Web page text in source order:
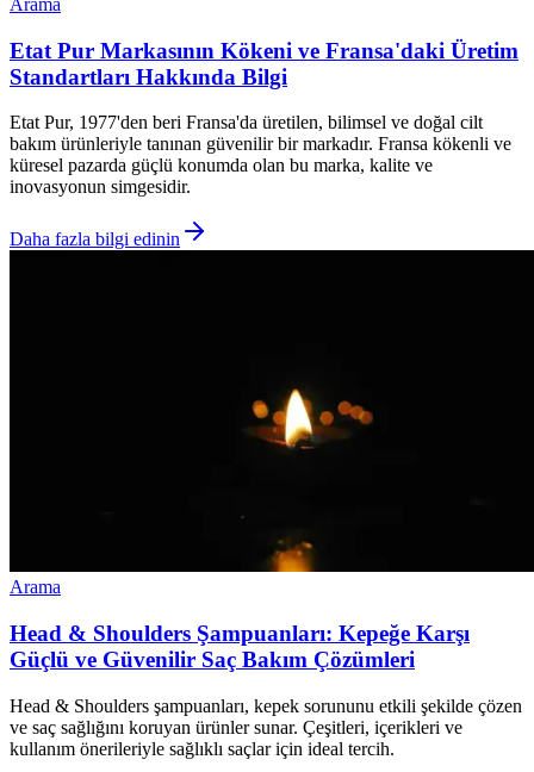
Etat Pur Markasının Kökeni ve Fransa'daki Üretim
Standartları Hakkında Bilgi
Etat Pur, 1977'den beri Fransa'da üretilen, bilimsel ve doğal cilt
bakım ürünleriyle tanınan güvenilir bir markadır. Fransa kökenli ve
küresel pazarda güçlü konumda olan bu marka, kalite ve
inovasyonun simgesidir.
Daha fazla bilgi edinin
Arama
Head & Shoulders Şampuanları: Kepeğe Karşı
Güçlü ve Güvenilir Saç Bakım Çözümleri
Head & Shoulders şampuanları, kepek sorununu etkili şekilde çözen
ve saç sağlığını koruyan ürünler sunar. Çeşitleri, içerikleri ve
kullanım önerileriyle sağlıklı saçlar için ideal tercih.